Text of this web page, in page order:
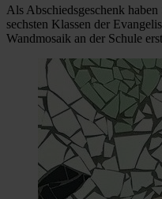
Als Abschiedsgeschenk
sechsten Klassen der
Wandmosaik an der Schule